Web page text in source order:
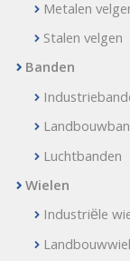
Metalen
Stalen velgen
Banden
Luchtbanden
Wielen
Industriële